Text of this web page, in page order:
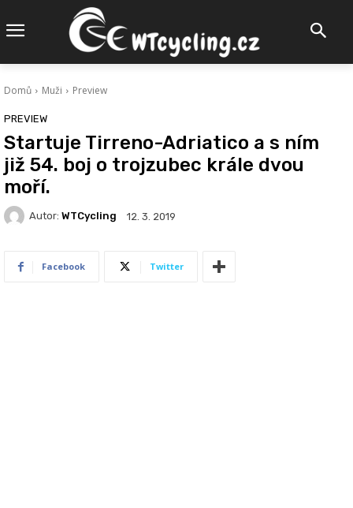
Domů Muži Preview
PREVIEW
Startuje Tirreno-Adriatico a s ním
již 54. boj o trojzubec krále dvou
moří.
Autor: WTCycling 12. 3. 2019
Facebook Twitter